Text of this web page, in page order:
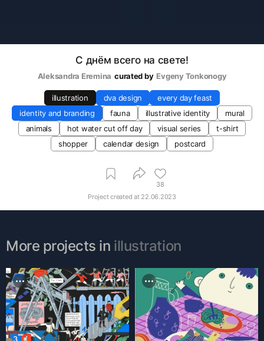
С днём всего на свете!
Aleksandra Eremina curated by Evgeny Tonkonogy
illustration dva design
every day feast
identity and branding
fauna illustrative identity
mural
animals
hot water cut off day visual series
t-shirt
shopper
calendar design postcard
38
Project created at 22.06.2023
More projects in illustration